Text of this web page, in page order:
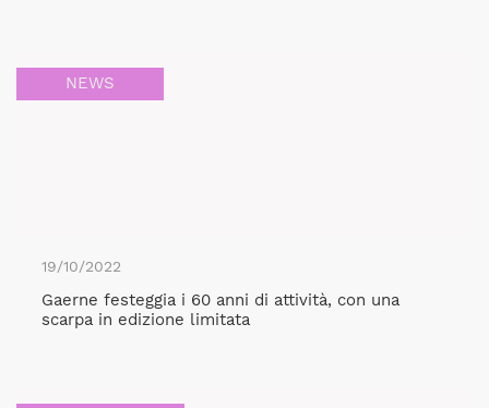
NEWS
19/10/2022
Gaerne festeggia i 60 anni di attività, con una
scarpa in edizione limitata